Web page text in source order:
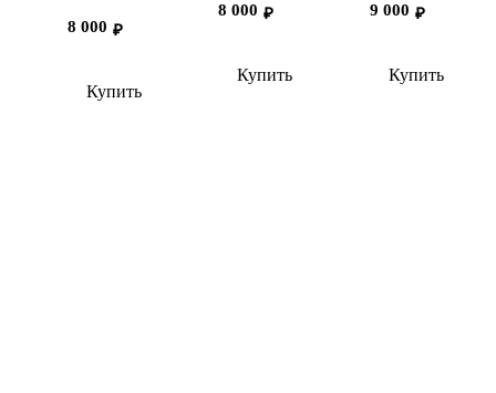
₽
8 000
Купить
₽
8 000
Купить
₽
9 000
Купить